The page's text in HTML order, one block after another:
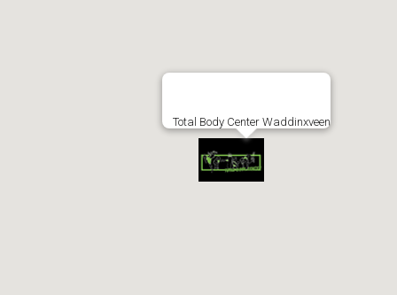
Total Body Center Waddinxveen